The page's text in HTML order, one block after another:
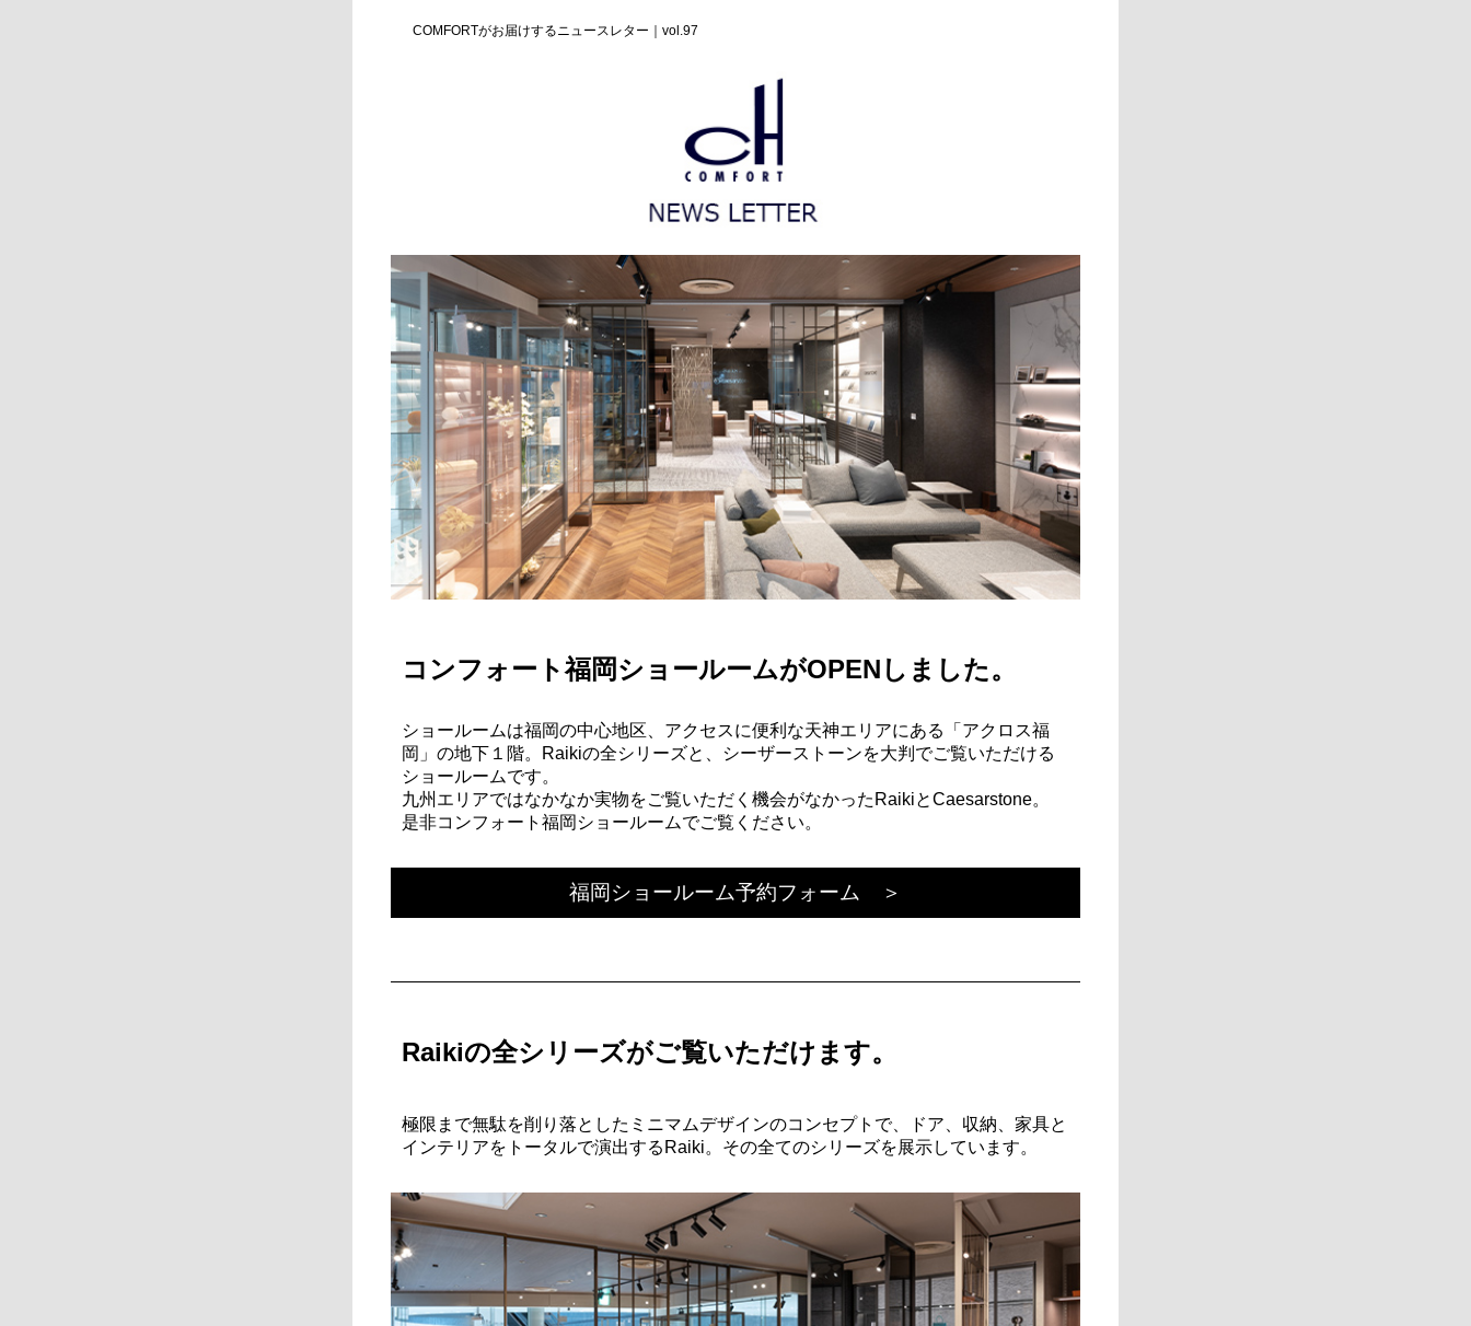
COMFORTがお届けするニュースレター｜vol.97
コンフォート福岡ショールームがOPENしました。
ショールームは福岡の中心地区、アクセスに便利な天神エリアにある「アクロス福
岡」の地下１階。Raikiの全シリーズと、シーザーストーンを大判でご覧いただける
ショールームです。
九州エリアではなかなか実物をご覧いただく機会がなかったRaikiとCaesarstone。
是非コンフォート福岡ショールームでご覧ください。
福岡ショールーム予約フォーム ＞
Raikiの全シリーズがご覧いただけます。
極限まで無駄を削り落としたミニマムデザインのコンセプトで、ドア、収納、家具と
インテリアをトータルで演出するRaiki。その全てのシリーズを展示しています。